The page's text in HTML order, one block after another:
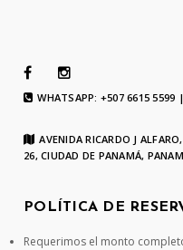
WHATSAPP: +507 6615 5599
AVENIDA RICARDO J
26, CIUDAD DE PANAMÁ,
POLÍTICA DE
Requerimos el monto